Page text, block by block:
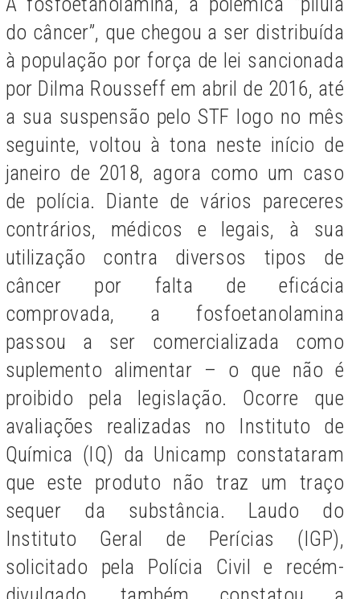
do câncer”, que chegou a ser distribuída
à população por força de lei sancionada
por Dilma Rousseff em abril de 2016, até
a sua suspensão pelo STF logo no mês
seguinte, voltou à tona neste início de
janeiro de 2018, agora como um caso
de polícia. Diante de vários pareceres
contrários, médicos e legais, à sua
utilização contra diversos tipos de
câncer por falta de eficácia
comprovada, a fosfoetanolamina
passou a ser comercializada como
suplemento alimentar – o que não é
proibido pela legislação. Ocorre que
avaliações realizadas no Instituto de
Química (IQ) da Unicamp constataram
que este produto não traz um traço
sequer da substância. Laudo do
Instituto Geral de Perícias (IGP),
solicitado pela Polícia Civil e recém-